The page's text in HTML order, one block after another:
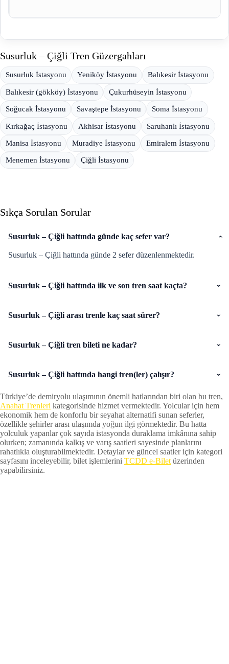
Susurluk – Çiğli Tren Güzergahları
Susurluk İstasyonu Yeniköy İstasyonu Balıkesir İstasyonu
Balıkesir (gökköy) İstasyonu Çukurhüseyin İstasyonu
Soğucak İstasyonu Savaştepe İstasyonu Soma İstasyonu
Kırkağaç İstasyonu Akhisar İstasyonu Saruhanlı İstasyonu
Manisa İstasyonu Muradiye İstasyonu Emiralem İstasyonu
Menemen İstasyonu Çiğli İstasyonu
Sıkça Sorulan Sorular
Susurluk – Çiğli hattında günde kaç sefer var?
Susurluk – Çiğli hattında günde 2 sefer düzenlenmektedir.
Susurluk – Çiğli hattında ilk ve son tren saat kaçta?
Susurluk – Çiğli arası trenle kaç saat sürer?
Susurluk – Çiğli tren bileti ne kadar?
Susurluk – Çiğli hattında hangi tren(ler) çalışır?
Türkiye’de demiryolu ulaşımının önemli hatlarından biri olan bu tren,
Anahat Trenleri kategorisinde hizmet vermektedir. Yolcular için hem
ekonomik hem de konforlu bir seyahat alternatifi sunan seferler,
özellikle şehirler arası ulaşımda yoğun ilgi görmektedir. Bu hatta
yolculuk yapanlar çok sayıda istasyonda duraklama imkânına sahip
olurken; zamanında kalkış ve varış saatleri sayesinde planlarını
rahatlıkla oluşturabilmektedir. Detaylar ve güncel saatler için kategori
sayfasını inceleyebilir, bilet işlemlerini TCDD e-Bilet üzerinden
yapabilirsiniz.